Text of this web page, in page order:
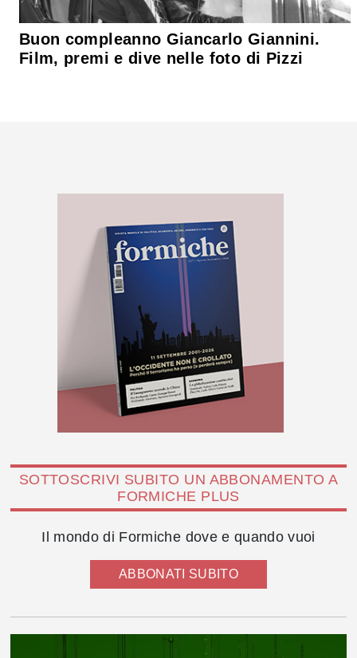
Buon compleanno Giancarlo Giannini.
Film, premi e dive nelle foto di Pizzi
SOTTOSCRIVI SUBITO UN ABBONAMENTO A
FORMICHE PLUS
Il mondo di Formiche dove e quando vuoi
ABBONATI SUBITO